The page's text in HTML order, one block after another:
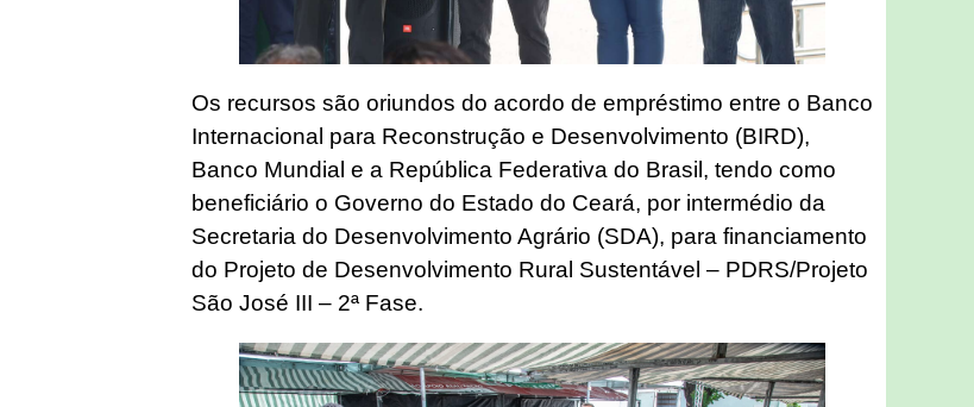
Os recursos são oriundos do acordo de empréstimo entre o Banco
Internacional para Reconstrução e Desenvolvimento (BIRD),
Banco Mundial e a República Federativa do Brasil, tendo como
beneficiário o Governo do Estado do Ceará, por intermédio da
Secretaria do Desenvolvimento Agrário (SDA), para financiamento
do Projeto de Desenvolvimento Rural Sustentável – PDRS/Projeto
São José III – 2ª Fase.